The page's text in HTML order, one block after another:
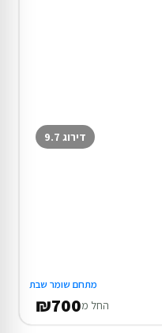
דירוג 9.7
מתחם שומר שבת
החל מ₪700